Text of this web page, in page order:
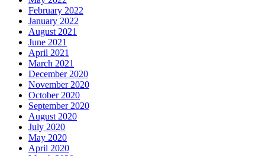
February 2022
January 2022
August 2021
June 2021
April 2021
March 2021
December 2020
November 2020
October 2020
September 2020
August 2020
July 2020
May 2020
April 2020